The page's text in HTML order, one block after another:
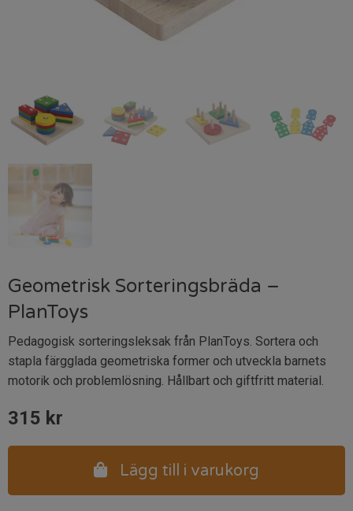
Geometrisk Sorteringsbräda –
PlanToys
Pedagogisk sorteringsleksak från PlanToys. Sortera och
stapla färgglada geometriska former och utveckla barnets
motorik och problemlösning. Hållbart och giftfritt material.
315 kr
Lägg till i varukorg